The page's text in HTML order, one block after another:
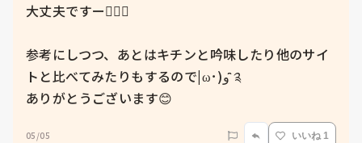
大丈夫ですー🙆🏻‍♀️
参考にしつつ、あとはキチンと吟味したり他のサイ
トと比べてみたりもするので|ω･)و ̑̑༉
ありがとうございます😊
05/05 いいね 1